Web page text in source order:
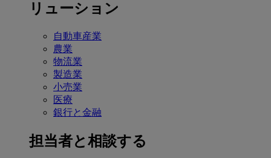
リューション
自動車産業
農業
物流業
製造業
小売業
医療
銀行と金融
担当者と相談する